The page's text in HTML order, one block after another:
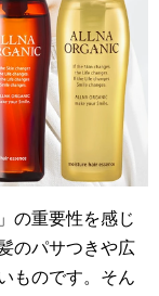
の重要性を感じ
のパサつきや広
ものです。そん